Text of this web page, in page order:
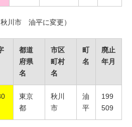
川市 油平に変更）
都道
府県
名
市区
町村
名
町
名
廃止
年月
東京
都
秋川
市
油
平
199
509